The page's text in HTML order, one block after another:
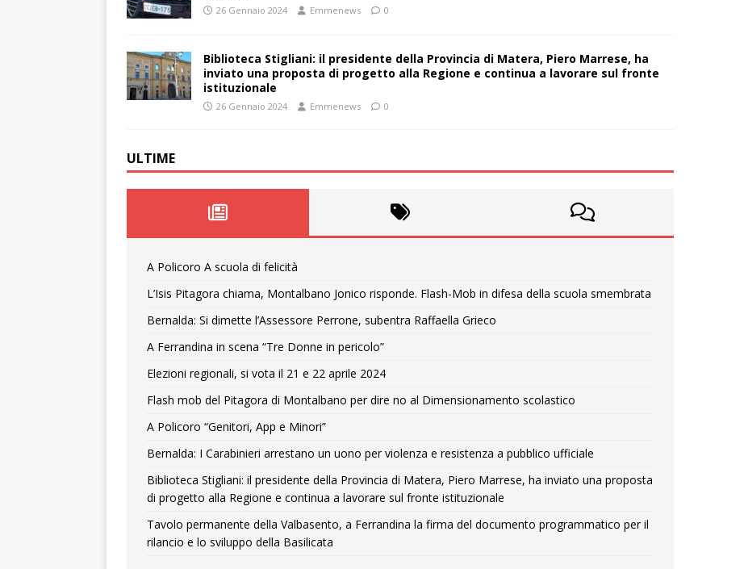
26 Gennaio 2024 Emmenews 0
Biblioteca Stigliani: il presidente della Provincia di Matera, Piero Marrese, ha
inviato una proposta di progetto alla Regione e continua a lavorare sul fronte
istituzionale
26 Gennaio 2024 Emmenews 0
ULTIME
A Policoro A scuola di felicità
L’Isis Pitagora chiama, Montalbano Jonico risponde. Flash-Mob in difesa della scuola smembrata
Bernalda: Si dimette l’Assessore Perrone, subentra Raffaella Grieco
A Ferrandina in scena “Tre Donne in pericolo”
Elezioni regionali, si vota il 21 e 22 aprile 2024
Flash mob del Pitagora di Montalbano per dire no al Dimensionamento scolastico
A Policoro “Genitori, App e Minori”
Bernalda: I Carabinieri arrestano un uono per violenza e resistenza a pubblico ufficiale
Biblioteca Stigliani: il presidente della Provincia di Matera, Piero Marrese, ha inviato una proposta
di progetto alla Regione e continua a lavorare sul fronte istituzionale
Tavolo permanente della Valbasento, a Ferrandina la firma del documento programmatico per il
rilancio e lo sviluppo della Basilicata